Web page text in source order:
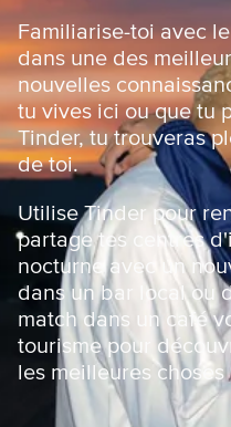
n
d
e
r
Familiarise-toi avec
dans une des
nouvelles
tu vives ici ou que tu
Tinder, tu trouveras
de toi.
Utilise Tinder pour
partage tes centres
nocturne avec un
dans un bar local ou
match dans un café
tourisme pour
les meilleures